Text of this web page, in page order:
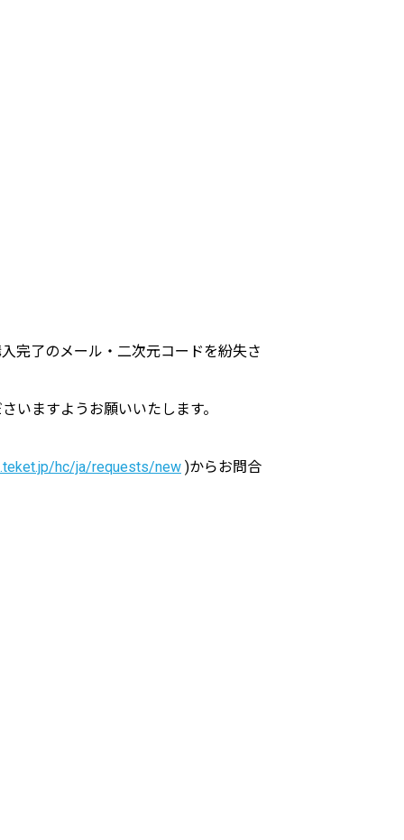
完了のメール・二次元コードを紛失さ
いますようお願いいたします。
hc/ja/requests/new )からお問合